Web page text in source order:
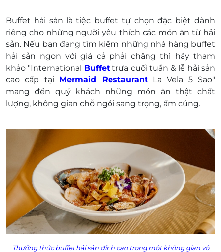
lớn tại nhà hàng.
Từ 1.4m trở lên: Tính 01 voucher như người
lớn.
Khách hàng vui lòng liên hệ đặt bàn trước khi
đến để được phục vụ tốt nhất (Trong trường
hợp khách hàng không đặt chỗ trước, nhà hàng
sẽ không chịu trách nhiệm nếu có bất kỳ sai sót
nào).
Địa chỉ: 280 Nam Kỳ Khởi Nghĩa, Phường 8,
Quận 3, Thành phố Hồ Chí Minh.
Một khách hàng được mua nhiều phiếu.
E-Voucher/E-Coupon không có giá trị quy đổi
thành tiền mặt, không trả lại tiền thừa.
Không áp dụng đồng thời cùng lúc với các
chương trình khuyến mại khác tại nhà hàng.
Giá đã bao gồm VAT. Khách hàng có nhu cầu
muốn xuất hóa đơn vui lòng liên hệ nhà hàng để
Buffet hải sản là tiệc buffet tự chọn đặc biệt dành
riêng cho những người yêu thích các món ăn từ hải
sản. Nếu bạn đang tìm kiếm những nhà hàng buffet
hải sản ngon với giá cả phải chăng thì hãy tham
khảo "International Buffettrưa cuối tuần & lễ hải sản
cao cấp tại Mermaid RestaurantLa Vela 5 Sao"
mang đến quý khách những món ăn thật chất
lượng, không gian chỗ ngồi sang trọng, ấm cúng.
Thưởng thức buffet hải sản đỉnh cao trong một không gian vô